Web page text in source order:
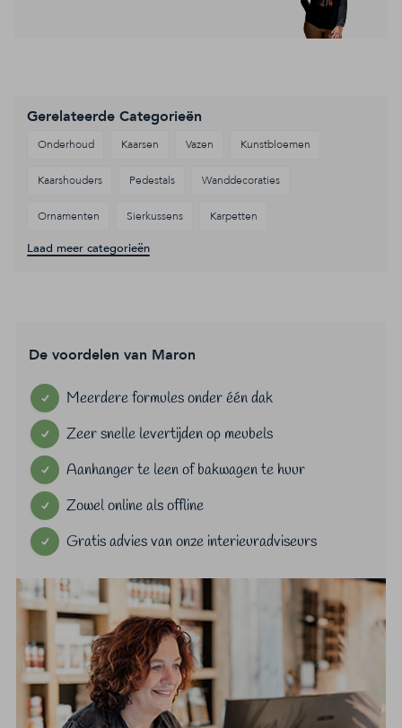
Gerelateerde Categorieën
Onderhoud Kaarsen Vazen Kunstbloemen
Kaarshouders Pedestals Wanddecoraties
Ornamenten Sierkussens Karpetten
Laad meer categorieën
De voordelen van Maron
Meerdere formules onder één dak
Zeer snelle levertijden op meubels
Aanhanger te leen of bakwagen te huur
Zowel online als offline
Gratis advies van onze interieuradviseurs